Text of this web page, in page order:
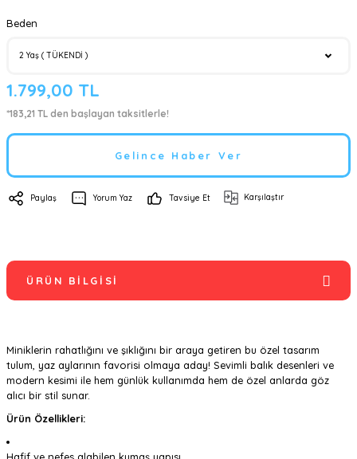
Beden
1.799,00 TL
*183,21 TL den başlayan taksitlerle!
Gelince Haber Ver
Paylaş Yorum Yaz Tavsiye Et Karşılaştır
ÜRÜN BILGISI
Miniklerin rahatlığını ve şıklığını bir araya getiren bu özel tasarım
tulum, yaz aylarının favorisi olmaya aday! Sevimli balık desenleri ve
modern kesimi ile hem günlük kullanımda hem de özel anlarda göz
alıcı bir stil sunar.
Ürün Özellikleri: